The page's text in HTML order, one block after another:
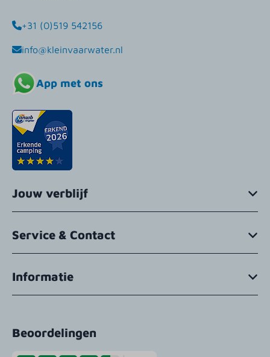
+31 (0)519 542156
info@kleinvaarwater.nl
App met ons
Jouw verblijf
Service & Contact
Informatie
Beoordelingen